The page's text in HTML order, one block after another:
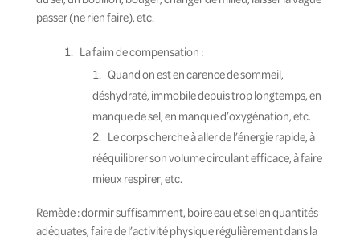
passer (ne rien faire), etc.
La faim de compensation :
Quand on est en carence de sommeil,
déshydraté, immobile depuis trop longtemps, en
manque de sel, en manque d’oxygénation, etc.
Le corps cherche à aller de l’énergie rapide, à
rééquilibrer son volume circulant efficace, à faire
mieux respirer, etc.
Remède : dormir suffisamment, boire eau et sel en quantités
adéquates, faire de l’activité physique régulièrement dans la